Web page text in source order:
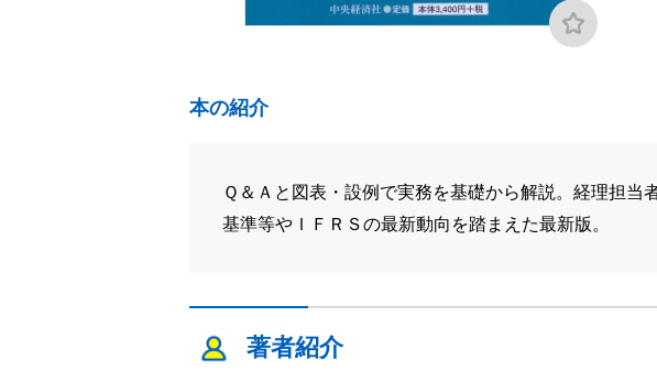
本の紹介
Ｑ＆Ａと図表・設例で実務を基礎から解説。経理担
基準等やＩＦＲＳの最新動向を踏まえた最新版。
著者紹介